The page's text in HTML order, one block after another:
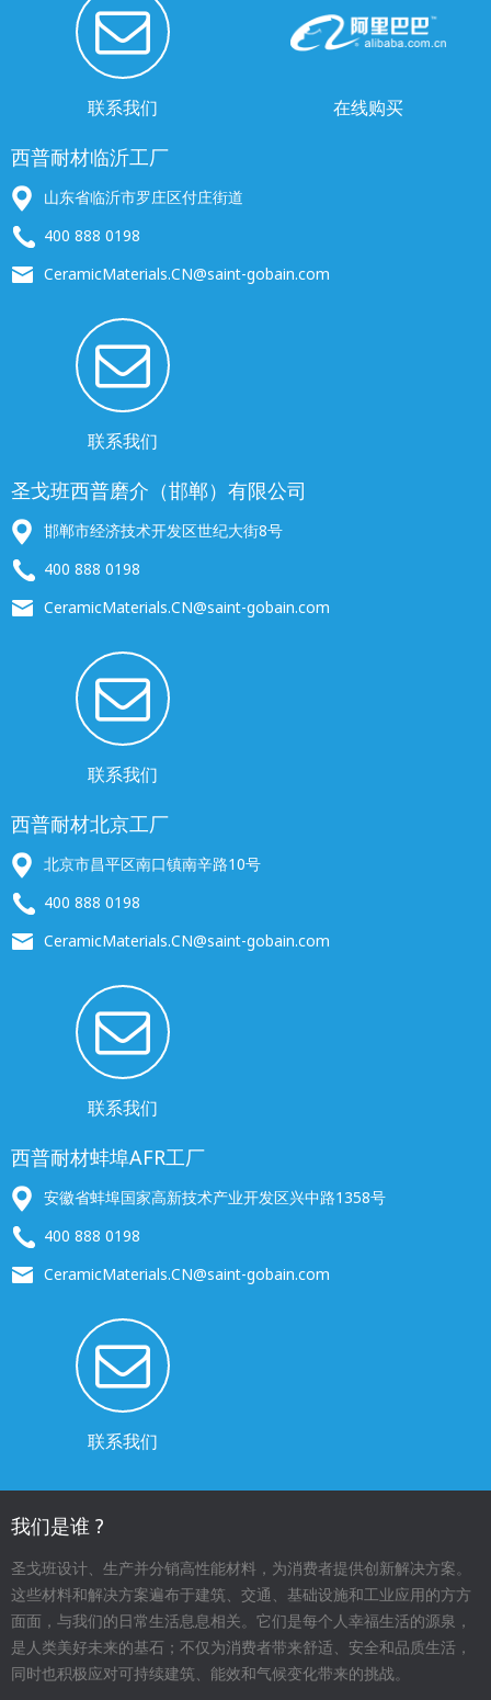
联系我们 在线购买
西普耐材临沂工厂
山东省临沂市罗庄区付庄街道
400 888 0198
CeramicMaterials.CN@saint-gobain.com
联系我们
圣戈班西普磨介（邯郸）有限公司
邯郸市经济技术开发区世纪大街8号
400 888 0198
CeramicMaterials.CN@saint-gobain.com
联系我们
西普耐材北京工厂
北京市昌平区南口镇南辛路10号
400 888 0198
CeramicMaterials.CN@saint-gobain.com
联系我们
西普耐材蚌埠AFR工厂
安徽省蚌埠国家高新技术产业开发区兴中路1358号
400 888 0198
CeramicMaterials.CN@saint-gobain.com
联系我们
我们是谁 ?
圣戈班设计、生产并分销高性能材料，为消费者提供创新解决方案。
这些材料和解决方案遍布于建筑、交通、基础设施和工业应用的方方
面面，与我们的日常生活息息相关。它们是每个人幸福生活的源泉，
是人类美好未来的基石；不仅为消费者带来舒适、安全和品质生活，
同时也积极应对可持续建筑、能效和气候变化带来的挑战。